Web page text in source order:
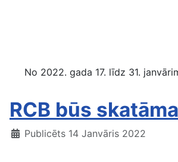
No 2022. gada 17. līdz 31.
RCB būs
Publicēts 14 Janvāris 2022